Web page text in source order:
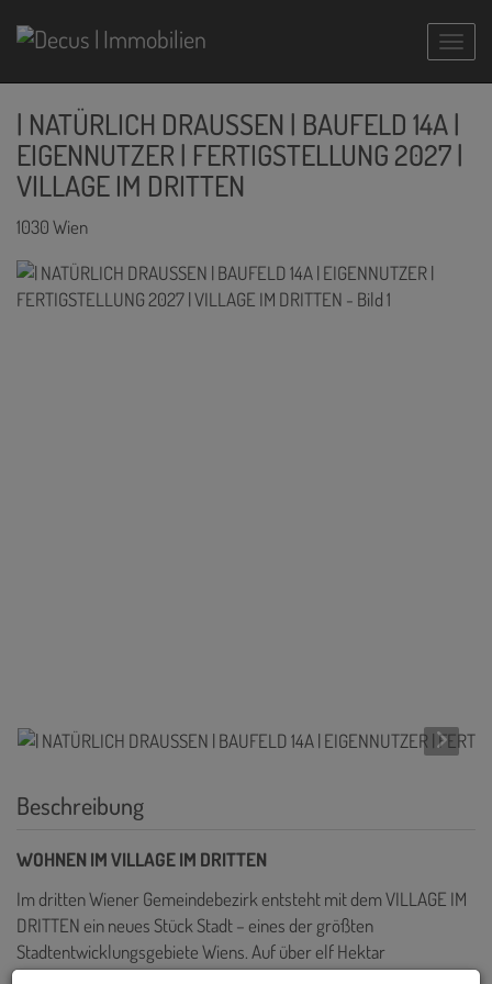
| NATÜRLICH DRAUSSEN | BAUFELD 14A |
EIGENNUTZER | FERTIGSTELLUNG 2027 |
VILLAGE IM DRITTEN
1030 Wien
Beschreibung
WOHNEN IM VILLAGE IM DRITTEN
Im dritten Wiener Gemeindebezirk entsteht mit dem VILLAGE IM
DRITTEN ein neues Stück Stadt – eines der größten
Stadtentwicklungsgebiete Wiens. Auf über elf Hektar